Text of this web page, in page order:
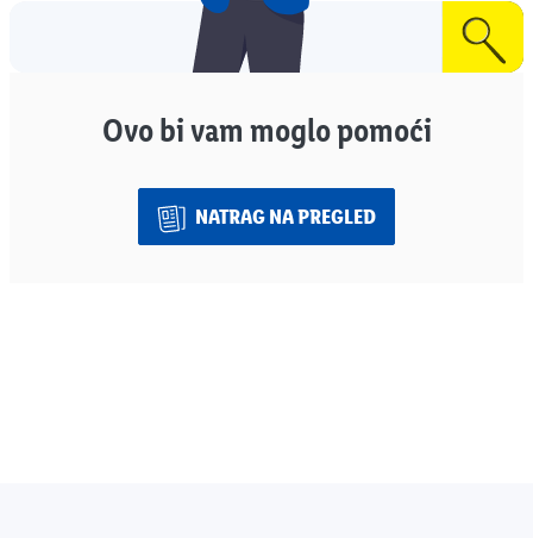
Ovo bi vam moglo pomoći
NATRAG NA PREGLED